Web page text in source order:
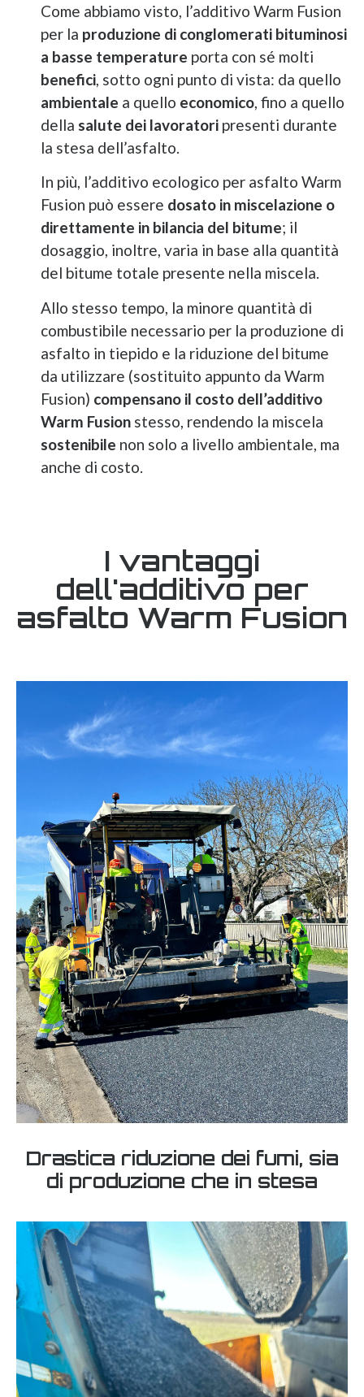
Come abbiamo visto, l’additivo Warm Fusion
per la produzione di conglomerati bituminosi
a basse temperature porta con sé molti
benefici, sotto ogni punto di vista: da quello
ambientale a quello economico, fino a quello
della salute dei lavoratori presenti durante
la stesa dell’asfalto.
In più, l’additivo ecologico per asfalto Warm
Fusion può essere dosato in miscelazione o
direttamente in bilancia del bitume; il
dosaggio, inoltre, varia in base alla quantità
del bitume totale presente nella miscela.
Allo stesso tempo, la minore quantità di
combustibile necessario per la produzione di
asfalto in tiepido e la riduzione del bitume
da utilizzare (sostituito appunto da Warm
Fusion) compensano il costo dell’additivo
Warm Fusion stesso, rendendo la miscela
sostenibile non solo a livello ambientale, ma
anche di costo.
I vantaggi
dell'additivo per
asfalto Warm Fusion
Drastica riduzione dei fumi, sia
di produzione che in stesa